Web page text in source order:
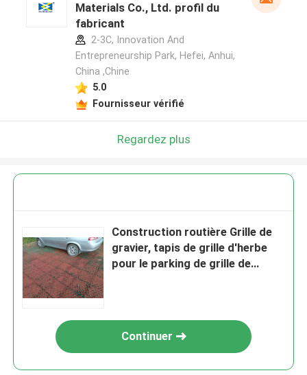
Materials Co., Ltd. profil du
fabricant
2-3C, Innovation And
Entrepreneurship Park, Hefei, Anhui,
China ,Chine
5.0
Fournisseur vérifié
Regardez plus
Construction routière Grille de
gravier, tapis de grille d'herbe
pour le parking de grille de
Continuer